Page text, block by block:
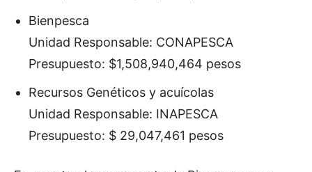
Bienpesca
Unidad Responsable: CONAPESCA
Presupuesto: $1,508,940,464 pesos
Recursos Genéticos y acuícolas
Unidad Responsable: INAPESCA
Presupuesto: $ 29,047,461 pesos